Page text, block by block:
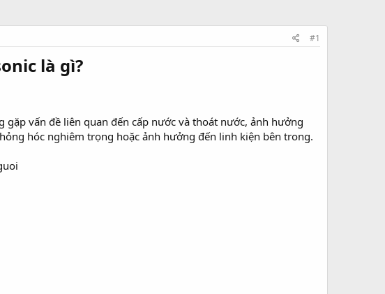
#1
là gì?
vấn đề liên quan đến cấp nước và thoát nước, ảnh hưởng
hóc nghiêm trọng hoặc ảnh hưởng đến linh kiện bên trong.